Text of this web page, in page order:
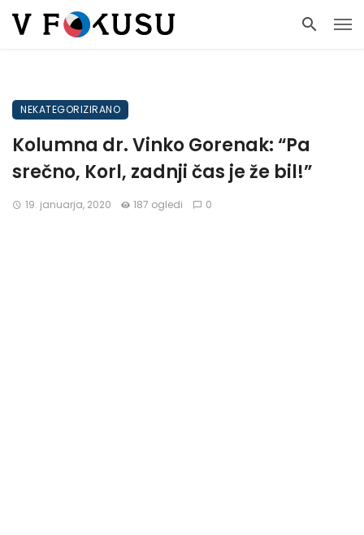
NEKATEGORIZIRANO
Kolumna dr. Vinko Gorenak: “Pa
srečno, Korl, zadnji čas je že bil!”
19. januarja, 2020 187 ogledi 0